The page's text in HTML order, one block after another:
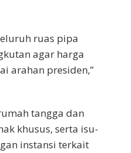
ruas pipa
agar harga
arahan presiden,”
tangga dan
khusus, serta isu-
instansi terkait